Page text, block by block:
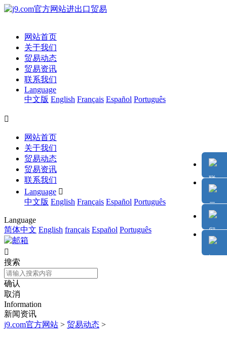
网站首页
关于我们
贸易动态
贸易资讯
联系我们
Language
中文版 English Français Español Português

网站首页
关于我们
贸易动态
贸易资讯
联系我们
Language 
中文版 English Français Español Português
Language
简体中文 English français Español Português

搜索
确认
取消
Information
新闻资讯
j9.com官方网站 > 贸易动态 >